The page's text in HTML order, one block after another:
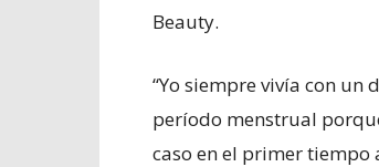
Beauty.
“Yo siempre vivía con
período menstrual
caso en el primer tiempo